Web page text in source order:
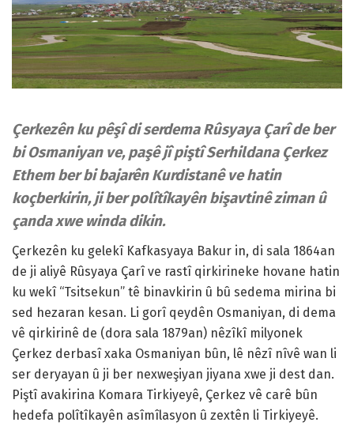
Çerkezên ku pêşî di serdema Rûsyaya Çarî de ber
bi Osmaniyan ve, paşê jî piştî Serhildana Çerkez
Ethem ber bi bajarên Kurdistanê ve hatin
koçberkirin, ji ber polîtîkayên bişavtinê ziman û
çanda xwe winda dikin.
Çerkezên ku gelekî Kafkasyaya Bakur in, di sala 1864an
de ji aliyê Rûsyaya Çarî ve rastî qirkirineke hovane hatin
ku wekî “Tsitsekun” tê binavkirin û bû sedema mirina bi
sed hezaran kesan. Li gorî qeydên Osmaniyan, di dema
vê qirkirinê de (dora sala 1879an) nêzîkî milyonek
Çerkez derbasî xaka Osmaniyan bûn, lê nêzî nîvê wan li
ser deryayan û ji ber nexweşiyan jiyana xwe ji dest dan.
Piştî avakirina Komara Tirkiyeyê, Çerkez vê carê bûn
hedefa polîtîkayên asîmîlasyon û zextên li Tirkiyeyê.